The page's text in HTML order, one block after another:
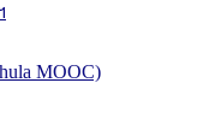
MOOC)